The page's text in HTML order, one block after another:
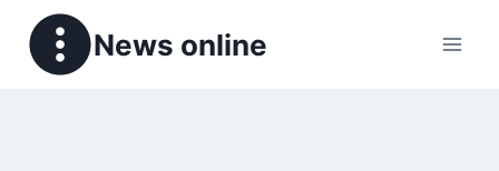
News online